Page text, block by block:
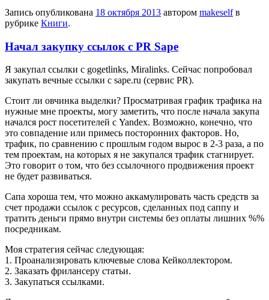
Запись опубликована 18 октября 2013 автором makeselfв
рубрике Книги.
Начал закупку ссылок с PR Sape
Я закупал ссылки с gogetlinks, Miralinks. Сейчас попробовал
закупать вечные ссылки с sape.ru (сервис PR).
Стоит ли овчинка выделки? Просматривая график трафика на
нужные мне проекты, могу заметить, что после начала закупа
начался рост посетителей с Yandex. Возможно, конечно, что
это совпадение или примесь посторонних факторов. Но,
трафик, по сравнению с прошлым годом вырос в 2-3 раза, а по
тем проектам, на которых я не закупался трафик стагнирует.
Это говорит о том, что без ссылочного продвижения проект
не будет развиваться.
Сапа хороша тем, что можно аккамулировать часть средств за
счет продажи ссылок с ресурсов, сделанных под саппу и
тратить деньги прямо внутри системы без оплаты лишних %%
посредникам.
Моя стратегия сейчас следующая:
1. Проанализировать ключевые слова Кейколлектором.
2. Заказать фрилансеру статьи.
3. Закупаться ссылками.